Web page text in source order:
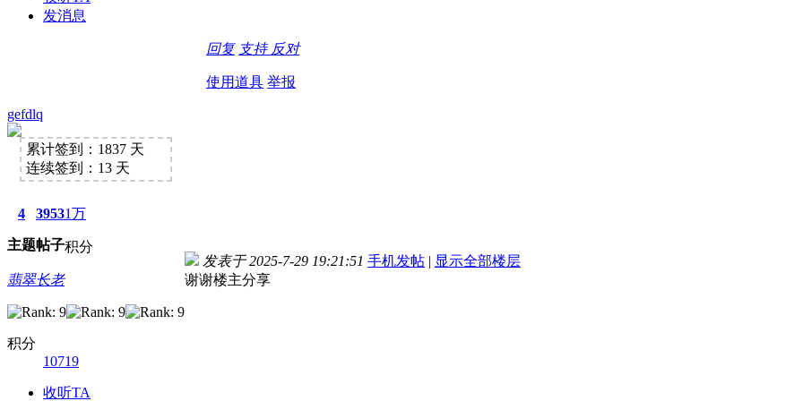
发消息
回复 支持 反对
使用道具 举报
gefdlq
累计签到：1837 天
连续签到：13 天
4
主题
3953
帖子
1万
积分
翡翠长老
积分
10719
收听TA
发表于 2025-7-29 19:21:51 手机发帖 | 显示全部楼层
谢谢楼主分享